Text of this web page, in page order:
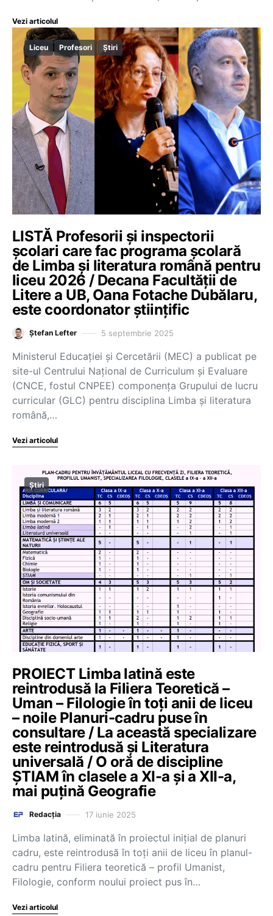
Vezi articolul
Liceu Profesori Știri
LISTĂ Profesorii și inspectorii
școlari care fac programa școlară
de Limba și literatura română pentru
liceu 2026 / Decana Facultății de
Litere a UB, Oana Fotache Dubălaru,
este coordonator științific
Ștefan Lefter 5 septembrie 2025
Ministerul Educației și Cercetării (MEC) a publicat pe
site-ul Centrului Național de Curriculum și Evaluare
(CNCE, fostul CNPEE) componența Grupului de lucru
curricular (GLC) pentru disciplina Limba și literatura
română,…
Vezi articolul
Știri
PROIECT Limba latină este
reintrodusă la Filiera Teoretică –
Uman – Filologie în toți anii de liceu
– noile Planuri-cadru puse în
consultare / La această specializare
este reintrodusă și Literatura
universală / O oră de discipline
ȘTIAM în clasele a XI-a și a XII-a,
mai puțină Geografie
Redacția 17 iunie 2025
Limba latină, eliminată în proiectul inițial de planuri
cadru, este reintrodusă în toți anii de liceu în planul-
cadru pentru Filiera teoretică – profil Umanist,
Filologie, conform noului proiect pus în…
Vezi articolul